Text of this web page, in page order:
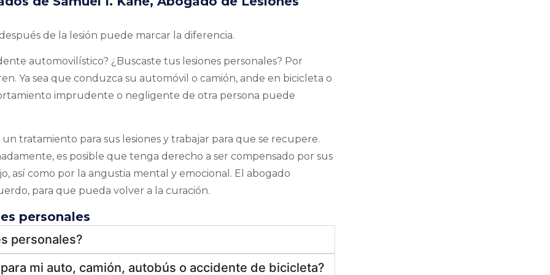
de la lesión puede marcar la diferencia.
automovilístico? ¿Buscaste tus lesiones personales? Por
Ya sea que conduzca su automóvil o camión, ande en bicicleta o
imprudente o negligente de otra persona puede
tratamiento para sus lesiones y trabajar para que se recupere.
es posible que tenga derecho a ser compensado por sus
así como por la angustia mental y emocional. El abogado
para que pueda volver a la curación.
personales
personales?
mi auto, camión, autobús o accidente de bicicleta?